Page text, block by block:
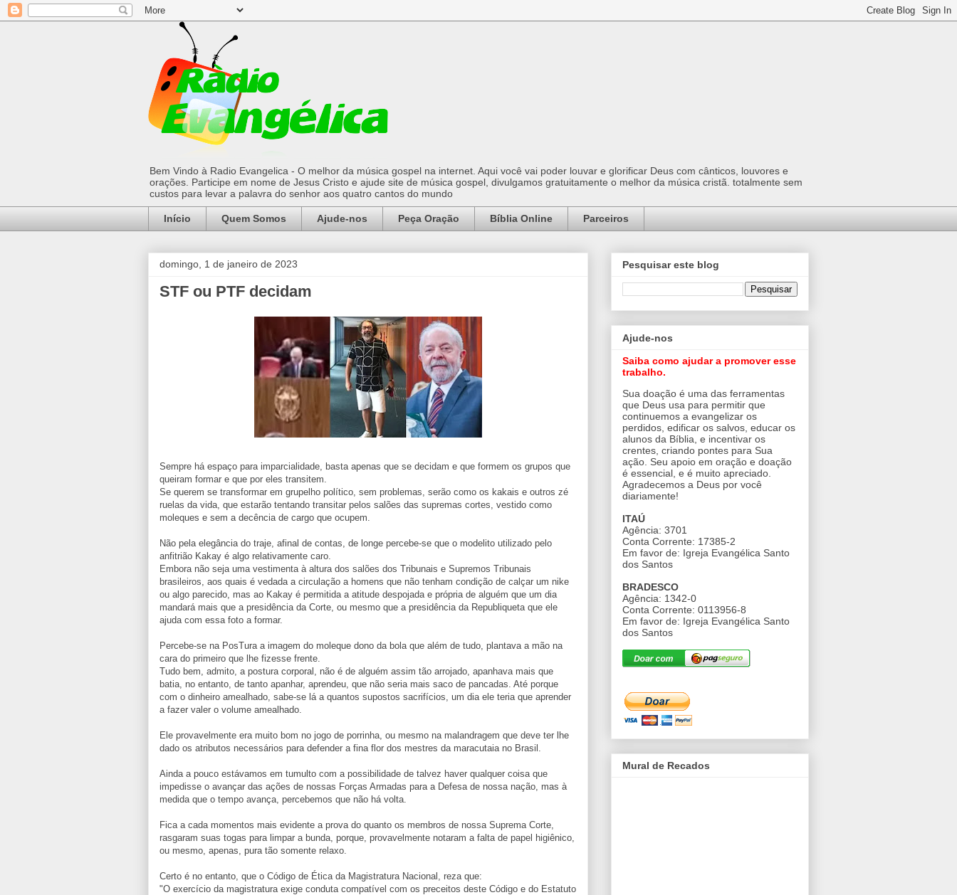
Bem Vindo à Radio Evangelica - O melhor da música gospel na internet. Aqui você vai poder louvar e glorificar Deus com cânticos, louvores e
orações. Participe em nome de Jesus Cristo e ajude site de música gospel, divulgamos gratuitamente o melhor da música cristã. totalmente sem
custos para levar a palavra do senhor aos quatro cantos do mundo
Início Quem Somos Ajude-nos Peça Oração Bíblia Online Parceiros
domingo, 1 de janeiro de 2023
STF ou PTF decidam
Sempre há espaço para imparcialidade, basta apenas que se decidam e que formem os grupos que
queiram formar e que por eles transitem.
Se querem se transformar em grupelho político, sem problemas, serão como os kakais e outros zé
ruelas da vida, que estarão tentando transitar pelos salões das supremas cortes, vestido como
moleques e sem a decência de cargo que ocupem.
Não pela elegância do traje, afinal de contas, de longe percebe-se que o modelito utilizado pelo
anfitrião Kakay é algo relativamente caro.
Embora não seja uma vestimenta à altura dos salões dos Tribunais e Supremos Tribunais
brasileiros, aos quais é vedada a circulação a homens que não tenham condição de calçar um nike
ou algo parecido, mas ao Kakay é permitida a atitude despojada e própria de alguém que um dia
mandará mais que a presidência da Corte, ou mesmo que a presidência da Republiqueta que ele
ajuda com essa foto a formar.
Percebe-se na PosTura a imagem do moleque dono da bola que além de tudo, plantava a mão na
cara do primeiro que lhe fizesse frente.
Tudo bem, admito, a postura corporal, não é de alguém assim tão arrojado, apanhava mais que
batia, no entanto, de tanto apanhar, aprendeu, que não seria mais saco de pancadas. Até porque
com o dinheiro amealhado, sabe-se lá a quantos supostos sacrifícios, um dia ele teria que aprender
a fazer valer o volume amealhado.
Ele provavelmente era muito bom no jogo de porrinha, ou mesmo na malandragem que deve ter lhe
dado os atributos necessários para defender a fina flor dos mestres da maracutaia no Brasil.
Ainda a pouco estávamos em tumulto com a possibilidade de talvez haver qualquer coisa que
impedisse o avançar das ações de nossas Forças Armadas para a Defesa de nossa nação, mas à
medida que o tempo avança, percebemos que não há volta.
Fica a cada momentos mais evidente a prova do quanto os membros de nossa Suprema Corte,
rasgaram suas togas para limpar a bunda, porque, provavelmente notaram a falta de papel higiênico,
ou mesmo, apenas, pura tão somente relaxo.
Certo é no entanto, que o Código de Ética da Magistratura Nacional, reza que:
"O exercício da magistratura exige conduta compatível com os preceitos deste Código e do Estatuto
Pesquisar este blog
Ajude-nos
Saiba como ajudar a promover esse
trabalho.
Sua doação é uma das ferramentas
que Deus usa para permitir que
continuemos a evangelizar os
perdidos, edificar os salvos, educar os
alunos da Bíblia, e incentivar os
crentes, criando pontes para Sua
ação. Seu apoio em oração e doação
é essencial, e é muito apreciado.
Agradecemos a Deus por você
diariamente!
ITAÚ
Agência: 3701
Conta Corrente: 17385-2
Em favor de: Igreja Evangélica Santo
dos Santos
BRADESCO
Agência: 1342-0
Conta Corrente: 0113956-8
Em favor de: Igreja Evangélica Santo
dos Santos
Mural de Recados